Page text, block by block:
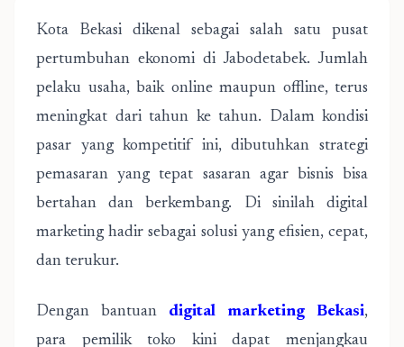
Kota Bekasi dikenal sebagai salah satu pusat
pertumbuhan ekonomi di Jabodetabek. Jumlah
pelaku usaha, baik online maupun offline, terus
meningkat dari tahun ke tahun. Dalam kondisi
pasar yang kompetitif ini, dibutuhkan strategi
pemasaran yang tepat sasaran agar bisnis bisa
bertahan dan berkembang. Di sinilah digital
marketing hadir sebagai solusi yang efisien, cepat,
dan terukur.
Dengan bantuan digital marketing Bekasi,
para pemilik toko kini dapat menjangkau